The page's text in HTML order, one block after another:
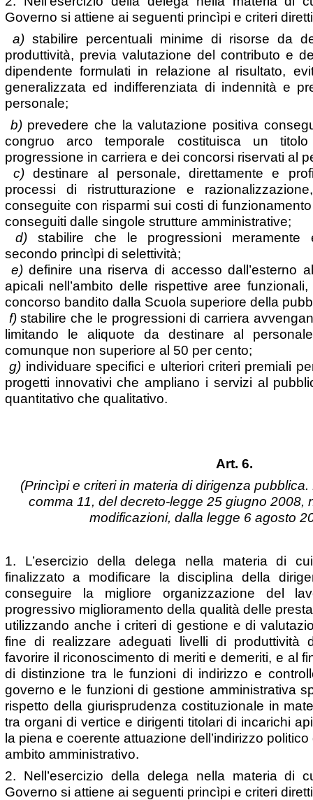
Governo si attiene ai seguenti princìpi e criteri
a)stabilire percentuali minime di risorse da
produttività, previa valutazione del contributo e
dipendente formulati in relazione al risultato,
generalizzata ed indifferenziata di indennità e
personale;
b) prevedere che la valutazione positiva
congruo arco temporale costituisca un
progressione in carriera e dei concorsi riservati al
c) destinare al personale, direttamente e
processi di ristrutturazione e
conseguite con risparmi sui costi di
conseguiti dalle singole strutture amministrative;
d)stabilire che le progressioni meramente
secondo princìpi di selettività;
e)definire una riserva di accesso dall’esterno
apicali nell’ambito delle rispettive aree
concorso bandito dalla Scuola superiore della
f)stabilire che le progressioni di carriera
limitando le aliquote da destinare al
comunque non superiore al 50 per cento;
g) individuare specifici e ulteriori criteri premiali
progetti innovativi che ampliano i servizi al
quantitativo che qualitativo.
Art. 6.
(Princìpi e criteri in materia di dirigenza pubblica.
comma 11, del decreto-legge 25 giugno 2008,
modificazioni, dalla legge 6 agosto
1. L’esercizio della delega nella materia di
finalizzato a modificare la disciplina della
conseguire la migliore organizzazione del
progressivo miglioramento della qualità delle
utilizzando anche i criteri di gestione e di
fine di realizzare adeguati livelli di produttività
favorire il riconoscimento di meriti e demeriti, e al
di distinzione tra le funzioni di indirizzo e
governo e le funzioni di gestione amministrativa
rispetto della giurisprudenza costituzionale in
tra organi di vertice e dirigenti titolari di incarichi
la piena e coerente attuazione dell’indirizzo
ambito amministrativo.
2. Nell’esercizio della delega nella materia di
Governo si attiene ai seguenti princìpi e criteri